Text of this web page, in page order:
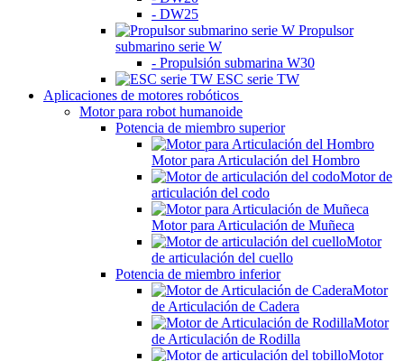
- DW25
Propulsor
submarino serie W
- Propulsión submarina W30
ESC serie TW
Aplicaciones de motores robóticos
Motor para robot humanoide
Potencia de miembro superior
Motor para Articulación del Hombro
Motor de
articulación del codo
Motor para Articulación de Muñeca
Motor
de articulación del cuello
Potencia de miembro inferior
Motor
de Articulación de Cadera
Motor
de Articulación de Rodilla
Motor